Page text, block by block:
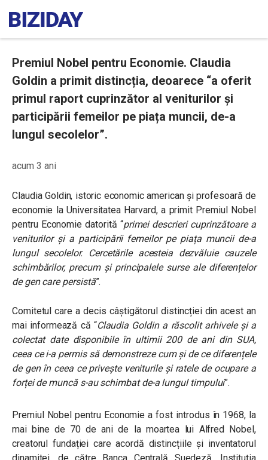
Premiul Nobel pentru Economie. Claudia
Goldin a primit distincția, deoarece “a oferit
primul raport cuprinzător al veniturilor și
participării femeilor pe piața muncii, de-a
lungul secolelor”.
acum 3 ani
Claudia Goldin, istoric economic american și profesoară de
economie la Universitatea Harvard, a primit Premiul Nobel
pentru Economie datorită “primei descrieri cuprinzătoare a
veniturilor și a participării femeilor pe piața muncii de-a
lungul secolelor. Cercetările acesteia dezvăluie cauzele
schimbărilor, precum și principalele surse ale diferențelor
de gen care persistă”.
Comitetul care a decis câștigătorul distincției din acest an
mai informează că “Claudia Goldin a răscolit arhivele și a
colectat date disponibile în ultimii 200 de ani din SUA,
ceea ce i-a permis să demonstreze cum și de ce diferențele
de gen în ceea ce privește veniturile și ratele de ocupare a
forței de muncă s-au schimbat de-a lungul timpului”.
Premiul Nobel pentru Economie a fost introdus în 1968, la
mai bine de 70 de ani de la moartea lui Alfred Nobel,
creatorul fundației care acordă distincțiile și inventatorul